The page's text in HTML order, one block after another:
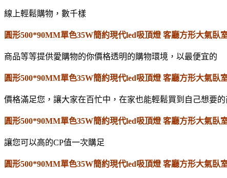
線上輕鬆購物，數千樣
圓形500*90MM單色35W簡約現代led吸頂燈 客廳方形大氣臥
商品等等提供愛購物的你價格透明的購物環境，以最便宜的
圓形500*90MM單色35W簡約現代led吸頂燈 客廳方形大氣臥
價格滿足您，讓大家在百忙中，在家也能輕鬆買到自己想要
圓形500*90MM單色35W簡約現代led吸頂燈 客廳方形大氣臥
讓您可以高的CP值一次購足
圓形500*90MM單色35W簡約現代led吸頂燈 客廳方形大氣臥